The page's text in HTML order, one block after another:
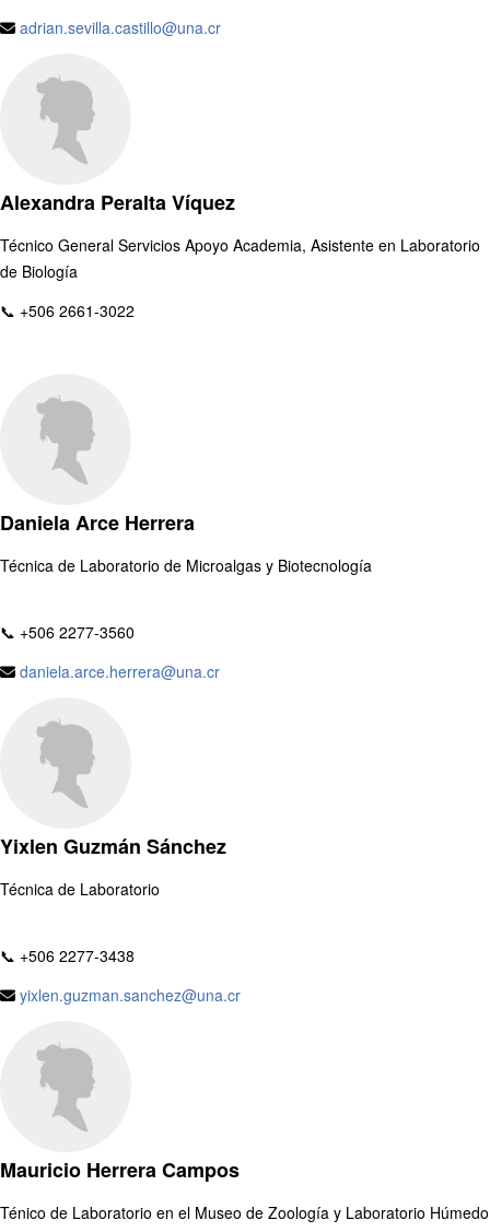
adrian.sevilla.castillo@una.cr
Alexandra Peralta Víquez
Técnico General Servicios Apoyo Academia, Asistente en Laboratorio
de Biología
📞 +506 2661-3022
Daniela Arce Herrera
Técnica de Laboratorio de Microalgas y Biotecnología
📞 +506 2277-3560
daniela.arce.herrera@una.cr
Yixlen Guzmán Sánchez
Técnica de Laboratorio
📞 +506 2277-3438
yixlen.guzman.sanchez@una.cr
Mauricio Herrera Campos
Ténico de Laboratorio en el Museo de Zoología y Laboratorio Húmedo